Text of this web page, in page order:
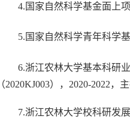
4.国家自然科学基金面上
5.国家自然科学青年科学
6.浙江农林大学基本科研
（2020KJ003），2020-2022，
7.浙江农林大学校科研发